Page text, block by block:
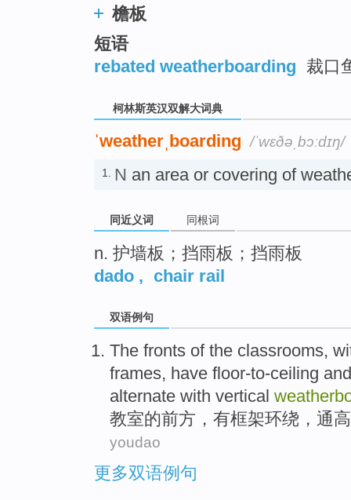
檐板
短语
rebated weatherboarding 裁口
柯林斯英汉双解大词典
ˈweatherˌboarding /ˈwɛðəˌbɔːdɪŋ/
1. N an area or covering of
同近义词 同根词
n. 护墙板；挡雨板；挡雨板
dado , chair rail
双语例句
The fronts of the classrooms,
frames, have floor-to-ceiling
alternate with vertical
教室的前方， 有框架环绕 ， 通高
youdao
更多双语例句